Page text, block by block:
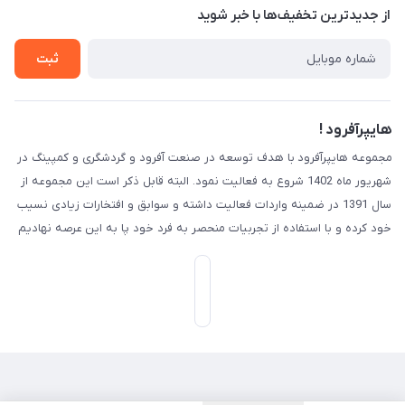
درباره ما
راهنما
از جدید‌ترین تخفیف‌ها با‌ خبر شوید
ثبت
هایپرآفرود !
مجموعه هایپرآفرود با هدف توسعه در صنعت آفرود و گردشگری و کمپینگ در
شهریور ماه 1402 شروع به فعالیت نمود. البته قابل ذکر است این مجموعه از
سال 1391 در ضمینه واردات فعالیت داشته و سوابق و افتخارات زیادی نسیب
خود کرده و با استفاده از تجربیات منحصر به فرد خود پا به این عرصه نهادیم